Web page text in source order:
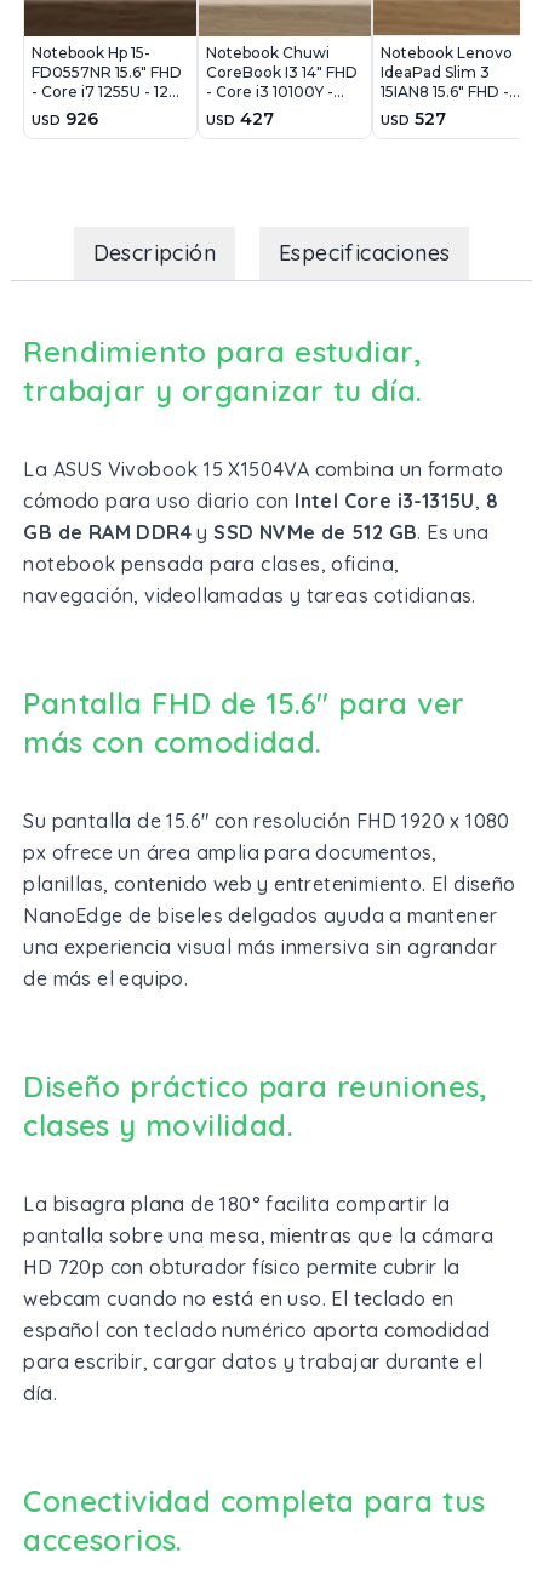
Notebook Hp 15-
FD0557NR 15.6" FHD
- Core i7 1255U - 12Gb
- 512Gb - Win11
USD 926
Notebook Chuwi
CoreBook I3 14" FHD
- Core i3 10100Y -
8GB - 256GB - Win11
USD 427
Notebook Lenovo
IdeaPad Slim 3
15IAN8 15.6" FHD -
Core i3 N305 - 8Gb -
128Gb - Win11
USD 527
Descripción Especificaciones
Rendimiento para estudiar,
trabajar y organizar tu día.
La ASUS Vivobook 15 X1504VA combina un formato
cómodo para uso diario con Intel Core i3-1315U, 8
GB de RAM DDR4 ySSD NVMe de 512 GB. Es una
notebook pensada para clases, oficina,
navegación, videollamadas y tareas cotidianas.
Pantalla FHD de 15.6" para ver
más con comodidad.
Su pantalla de 15.6" con resolución FHD 1920 x 1080
px ofrece un área amplia para documentos,
planillas, contenido web y entretenimiento. El diseño
NanoEdge de biseles delgados ayuda a mantener
una experiencia visual más inmersiva sin agrandar
de más el equipo.
Diseño práctico para reuniones,
clases y movilidad.
La bisagra plana de 180° facilita compartir la
pantalla sobre una mesa, mientras que la cámara
HD 720p con obturador físico permite cubrir la
webcam cuando no está en uso. El teclado en
español con teclado numérico aporta comodidad
para escribir, cargar datos y trabajar durante el
día.
Conectividad completa para tus
accesorios.